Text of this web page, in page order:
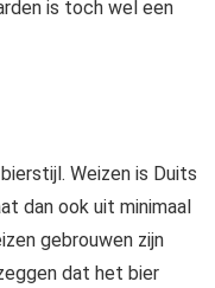
is toch wel een
Weizen is Duits
dan ook uit minimaal
gebrouwen zijn
dat het bier